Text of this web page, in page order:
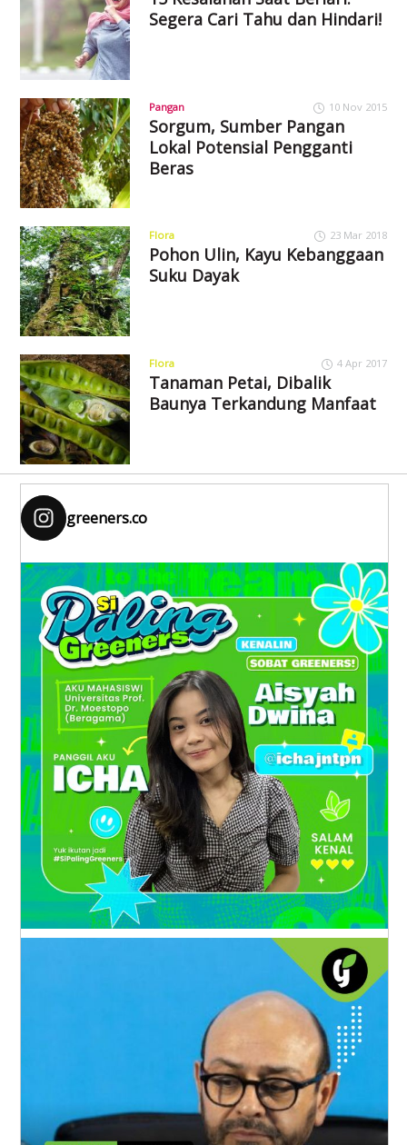
Segera Cari Tahu dan Hindari!
Pangan 10 Nov 2015
Sorgum, Sumber Pangan
Lokal Potensial Pengganti
Beras
Flora 23 Mar 2018
Pohon Ulin, Kayu Kebanggaan
Suku Dayak
Flora 4 Apr 2017
Tanaman Petai, Dibalik
Baunya Terkandung Manfaat
greeners.co